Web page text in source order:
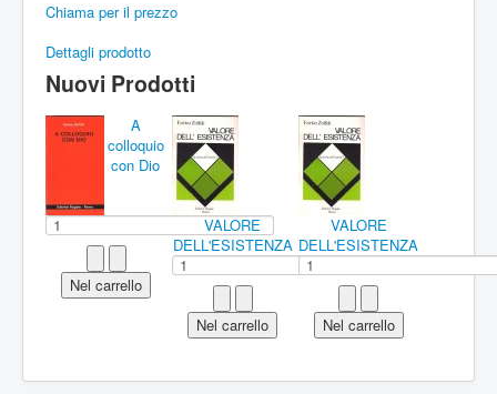
Chiama per il prezzo
Dettagli prodotto
Nuovi Prodotti
A
colloquio
con Dio
VALORE
DELL'ESISTENZA
VALORE
DELL'ESISTENZA